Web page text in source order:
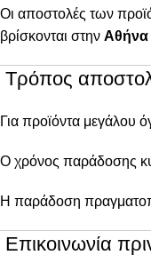
Οι αποστολές των
βρίσκονται στην Αθήνα
Τρόπος
Για προϊόντα μεγάλου
Ο χρόνος παράδοσης
Η παράδοση
Επικοινωνία